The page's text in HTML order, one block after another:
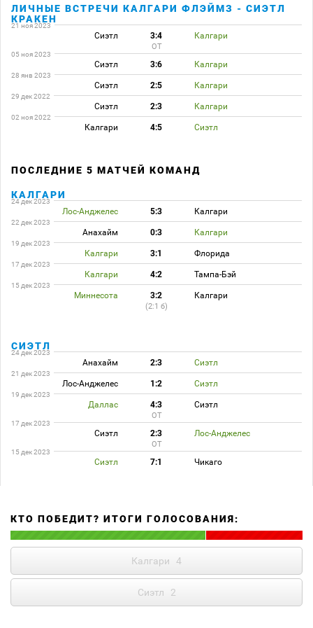
ЛИЧНЫЕ ВСТРЕЧИ КАЛГАРИ ФЛЭЙМЗ - СИЭТЛ
КРАКЕН
21 ноя 2023
Сиэтл 3:4 Калгари
ОТ
05 ноя 2023
Сиэтл 3:6 Калгари
28 янв 2023
Сиэтл 2:5 Калгари
29 дек 2022
Сиэтл 2:3 Калгари
02 ноя 2022
Калгари 4:5 Сиэтл
ПОСЛЕДНИЕ 5 МАТЧЕЙ КОМАНД
КАЛГАРИ
24 дек 2023
Лос-Анджелес 5:3 Калгари
22 дек 2023
Анахайм 0:3 Калгари
19 дек 2023
Калгари 3:1 Флорида
17 дек 2023
Калгари 4:2 Тампа-Бэй
15 дек 2023
Миннесота 3:2 Калгари
(2:1 б)
СИЭТЛ
24 дек 2023
Анахайм 2:3 Сиэтл
21 дек 2023
Лос-Анджелес 1:2 Сиэтл
19 дек 2023
Даллас 4:3 Сиэтл
ОТ
17 дек 2023
Сиэтл 2:3 Лос-Анджелес
ОТ
15 дек 2023
Сиэтл 7:1 Чикаго
КТО ПОБЕДИТ? ИТОГИ ГОЛОСОВАНИЯ:
Калгари 4
Сиэтл 2